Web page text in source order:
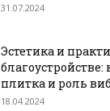
31.07.2024
Эстетика и
плитка и роль
18.04.2024